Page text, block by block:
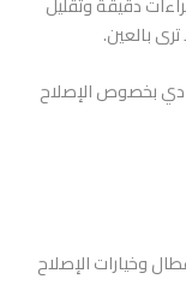
بالعين.
بخصوص الإصلاح
وخيارات الإصلاح